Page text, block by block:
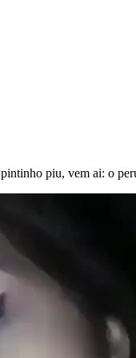
piu, vem ai: o